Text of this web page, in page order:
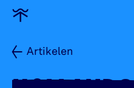
Ga
homeArtikelen